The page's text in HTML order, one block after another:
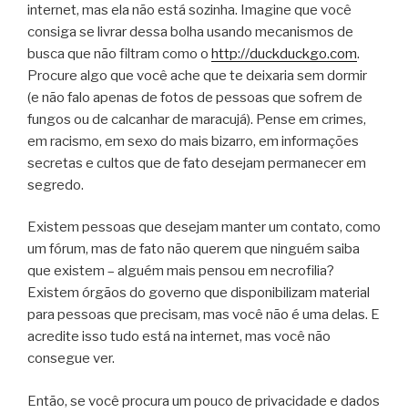
internet, mas ela não está sozinha. Imagine que você
consiga se livrar dessa bolha usando mecanismos de
busca que não filtram como o http://duckduckgo.com.
Procure algo que você ache que te deixaria sem dormir
(e não falo apenas de fotos de pessoas que sofrem de
fungos ou de calcanhar de maracujá). Pense em crimes,
em racismo, em sexo do mais bizarro, em informações
secretas e cultos que de fato desejam permanecer em
segredo.
Existem pessoas que desejam manter um contato, como
um fórum, mas de fato não querem que ninguém saiba
que existem – alguém mais pensou em necrofilia?
Existem órgãos do governo que disponibilizam material
para pessoas que precisam, mas você não é uma delas. E
acredite isso tudo está na internet, mas você não
consegue ver.
Então, se você procura um pouco de privacidade e dados